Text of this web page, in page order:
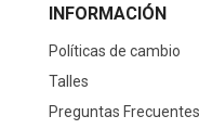
INFORMACIÓN
Políticas de cambio
Talles
Preguntas Frecuentes